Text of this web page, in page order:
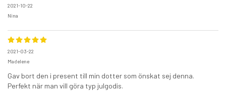
2021-10-22
Nina
2021-03-22
Madelene
Gav bort den i present till min dotter som önskat sej denna.
Perfekt när man vill göra typ julgodis.